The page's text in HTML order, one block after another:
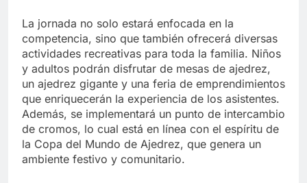
La jornada no solo estará enfocada en la
competencia, sino que también ofrecerá diversas
actividades recreativas para toda la familia. Niños
y adultos podrán disfrutar de mesas de ajedrez,
un ajedrez gigante y una feria de emprendimientos
que enriquecerán la experiencia de los asistentes.
Además, se implementará un punto de intercambio
de cromos, lo cual está en línea con el espíritu de
la Copa del Mundo de Ajedrez, que genera un
ambiente festivo y comunitario.